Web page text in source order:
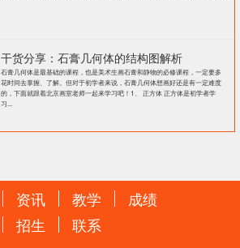
干货分享：石膏几何体的结构图解析
石膏几何体是最基础的课程，也是美术生画石膏和静物的必修课程，一定要多
花时间去掌握、了解。但对于初学者来说，石膏几何体想画好还是有一定难度
的，下面就跟着北京画室老师一起来学习吧！1、 正方体 正方体是初学者学
习...
资讯 教学
成绩
招生
联系